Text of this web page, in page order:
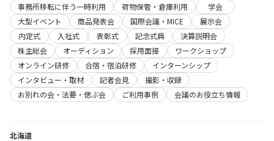
事務所移転に伴う一時利用
荷物保管・倉庫利用
学会
大型イベント
商品発表会 国際会議・MICE
展示会
内定式
入社式 表彰式 記念式典
決算説明会
株主総会
オーディション 採用面接
ワークショップ
オンライン研修
合宿・宿泊研修
インターンシップ
インタビュー・取材
記者会見
撮影・収録
お別れの会・法要・偲ぶ会
ご利用事例 会議のお役立ち情報
北海道